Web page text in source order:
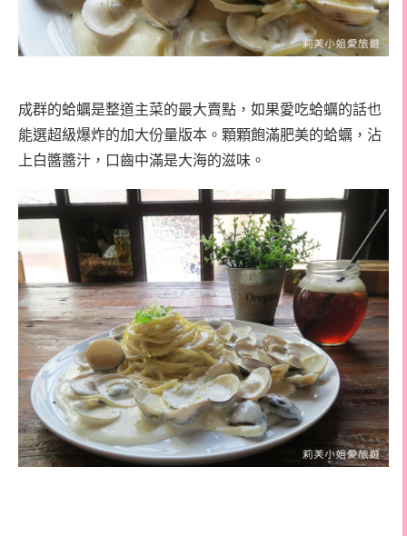
成群的蛤蠣是整道主菜的最大賣點，如果愛吃蛤蠣的話也
能選超級爆炸的加大份量版本。顆顆飽滿肥美的蛤蠣，沾
上白醬醬汁，口齒中滿是大海的滋味。